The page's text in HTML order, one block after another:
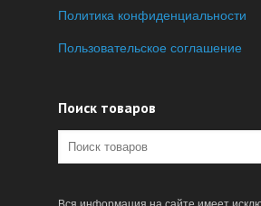
Политика конфиденциальности
Пользовательское соглашение
Поиск товаров